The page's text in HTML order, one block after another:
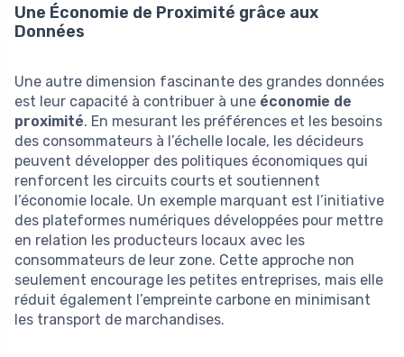
Une Économie de Proximité grâce aux
Données
Une autre dimension fascinante des grandes données
est leur capacité à contribuer à une économie de
proximité. En mesurant les préférences et les besoins
des consommateurs à l’échelle locale, les décideurs
peuvent développer des politiques économiques qui
renforcent les circuits courts et soutiennent
l’économie locale. Un exemple marquant est l’initiative
des plateformes numériques développées pour mettre
en relation les producteurs locaux avec les
consommateurs de leur zone. Cette approche non
seulement encourage les petites entreprises, mais elle
réduit également l’empreinte carbone en minimisant
les transport de marchandises.